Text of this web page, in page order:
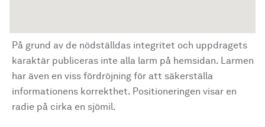
På grund av de nödställdas integritet och uppdragets
karaktär publiceras inte alla larm på hemsidan. Larmen
har även en viss fördröjning för att säkerställa
informationens korrekthet. Positioneringen visar en
radie på cirka en sjömil.